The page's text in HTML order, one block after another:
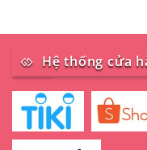
Hệ thống cửa